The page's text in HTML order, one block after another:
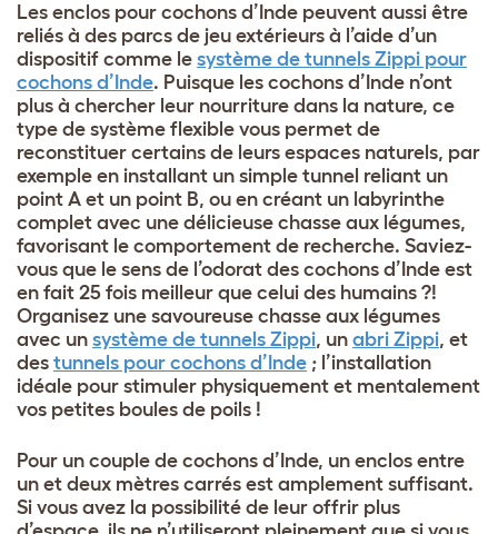
Les enclos pour cochons d’Inde peuvent aussi être
reliés à des parcs de jeu extérieurs à l’aide d’un
dispositif comme le système de tunnels Zippi pour
cochons d’Inde. Puisque les cochons d’Inde n’ont
plus à chercher leur nourriture dans la nature, ce
type de système flexible vous permet de
reconstituer certains de leurs espaces naturels, par
exemple en installant un simple tunnel reliant un
point A et un point B, ou en créant un labyrinthe
complet avec une délicieuse chasse aux légumes,
favorisant le comportement de recherche. Saviez-
vous que le sens de l’odorat des cochons d’Inde est
en fait 25 fois meilleur que celui des humains ?!
Organisez une savoureuse chasse aux légumes
avec un système de tunnels Zippi, un abri Zippi, et
des tunnels pour cochons d’Inde ; l’installation
idéale pour stimuler physiquement et mentalement
vos petites boules de poils !
Pour un couple de cochons d’Inde, un enclos entre
un et deux mètres carrés est amplement suffisant.
Si vous avez la possibilité de leur offrir plus